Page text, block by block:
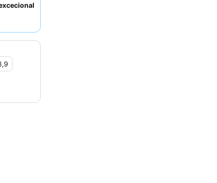
podem